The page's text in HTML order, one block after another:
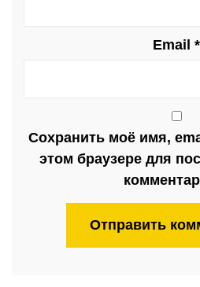
Email *
Сохранить моё имя,
этом браузере для